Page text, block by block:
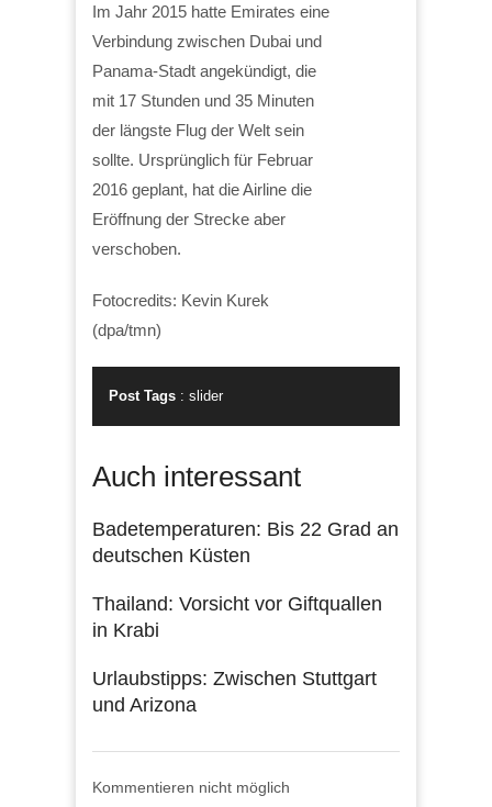
Im Jahr 2015 hatte Emirates eine
Verbindung zwischen Dubai und
Panama-Stadt angekündigt, die
mit 17 Stunden und 35 Minuten
der längste Flug der Welt sein
sollte. Ursprünglich für Februar
2016 geplant, hat die Airline die
Eröffnung der Strecke aber
verschoben.
Fotocredits: Kevin Kurek
(dpa/tmn)
Post Tags : slider
Auch interessant
Badetemperaturen: Bis 22 Grad an
deutschen Küsten
Thailand: Vorsicht vor Giftquallen
in Krabi
Urlaubstipps: Zwischen Stuttgart
und Arizona
Kommentieren nicht möglich